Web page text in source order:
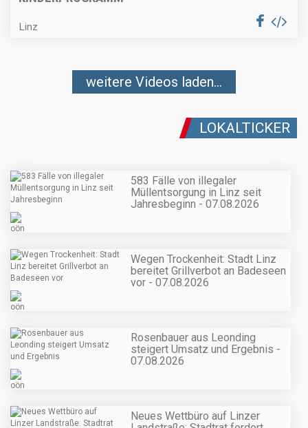
Linz
weitere Videos laden...
LOKALTICKER
583 Fälle von illegaler
Müllentsorgung in Linz seit
Jahresbeginn - 07.08.2026
Wegen Trockenheit: Stadt Linz
bereitet Grillverbot an Badeseen
vor - 07.08.2026
Rosenbauer aus Leonding
steigert Umsatz und Ergebnis -
07.08.2026
Neues Wettbüro auf Linzer